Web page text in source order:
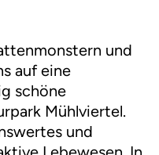
und
auf eine
schöne
Mühlviertel.
und